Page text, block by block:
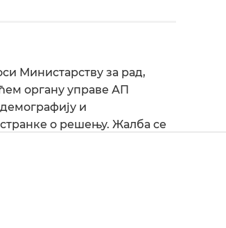
Министарству за рад,
органу управе АП
и
о решењу. Жалба се